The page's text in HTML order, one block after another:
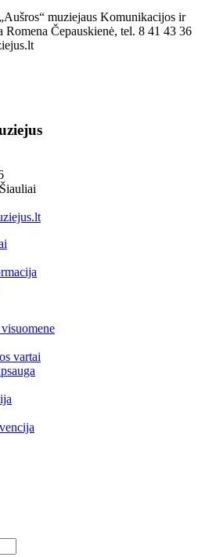
muziejaus Komunikacijos ir
Romena Čepauskienė, tel. 8 41 43 36
vartai